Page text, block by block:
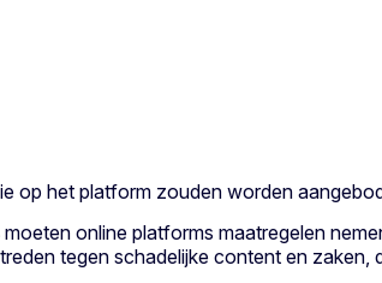
op het platform zouden worden
moeten online platforms maatregelen
tegen schadelijke content en